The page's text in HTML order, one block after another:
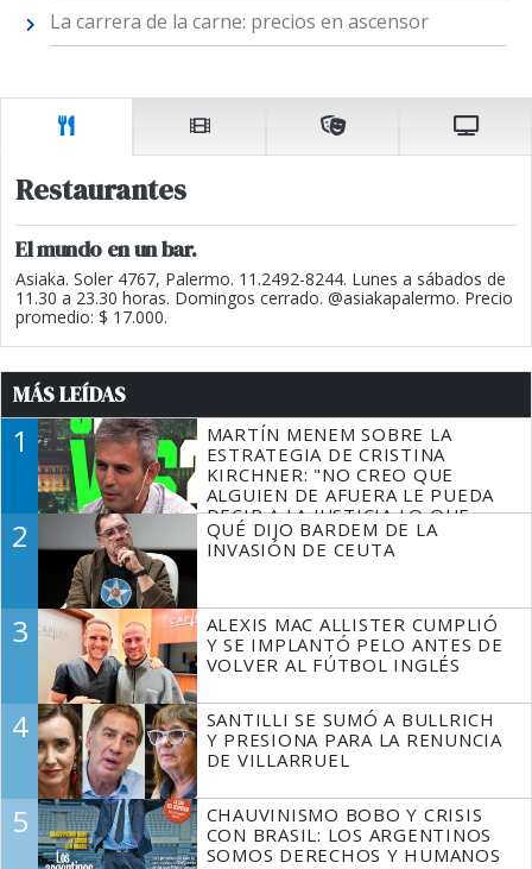
La carrera de la carne: precios en ascensor
Restaurantes
El mundo en un bar.
Asiaka. Soler 4767, Palermo. 11.2492-8244. Lunes a sábados de
11.30 a 23.30 horas. Domingos cerrado. @asiakapalermo. Precio
promedio: $ 17.000.
MÁS LEÍDAS
1
MARTÍN MENEM SOBRE LA
ESTRATEGIA DE CRISTINA
KIRCHNER: "NO CREO QUE
ALGUIEN DE AFUERA LE PUEDA
DECIR A LA JUSTICIA LO QUE
TIENE QUE HACER"
2
QUÉ DIJO BARDEM DE LA
INVASIÓN DE CEUTA
3
ALEXIS MAC ALLISTER CUMPLIÓ
Y SE IMPLANTÓ PELO ANTES DE
VOLVER AL FÚTBOL INGLÉS
4
SANTILLI SE SUMÓ A BULLRICH
Y PRESIONA PARA LA RENUNCIA
DE VILLARRUEL
5
CHAUVINISMO BOBO Y CRISIS
CON BRASIL: LOS ARGENTINOS
SOMOS DERECHOS Y HUMANOS